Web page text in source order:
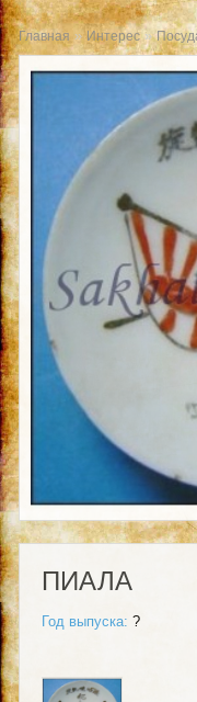
Главная » Интерес»
ПИАЛА
Год выпуска: ?